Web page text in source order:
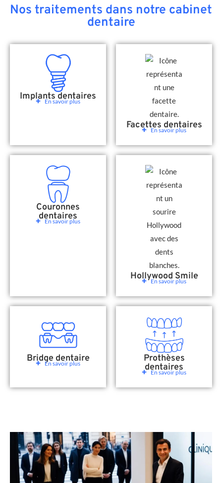
Nos traitements dans notre cabinet
dentaire
Implants dentaires
En savoir plus
Facettes dentaires
En savoir plus
Couronnes
dentaires
En savoir plus
Hollywood Smile
En savoir plus
Bridge dentaire
En savoir plus Prothèses
dentaires
En savoir plus